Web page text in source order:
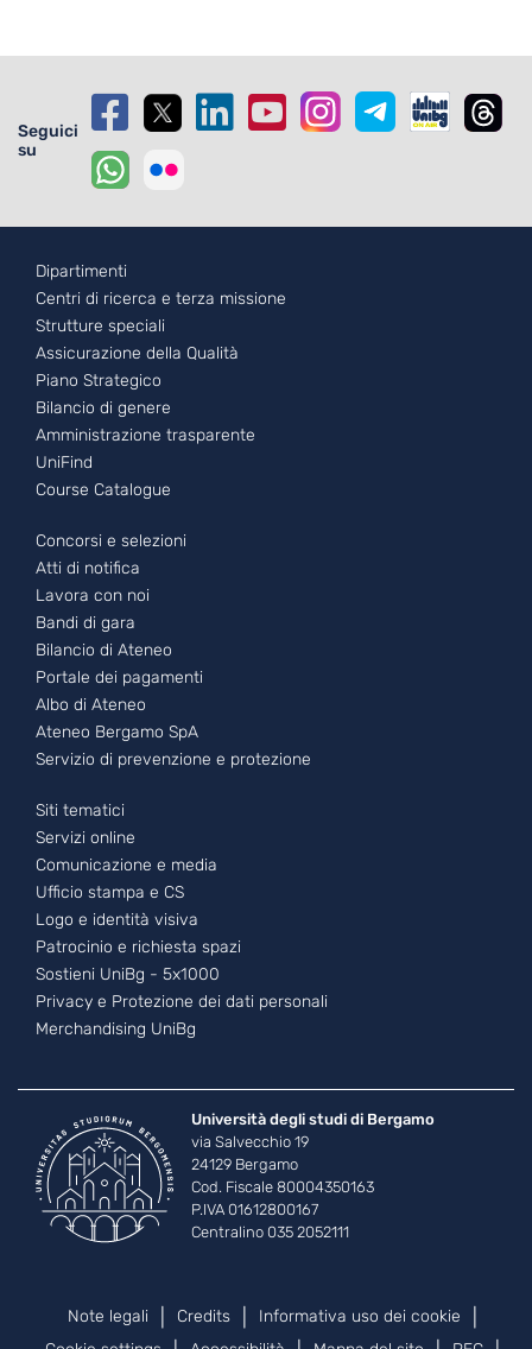
Seguici
su
Footer - 1
Dipartimenti
Centri di ricerca e terza missione
Strutture speciali
Assicurazione della Qualità
Piano Strategico
Bilancio di genere
Amministrazione trasparente
UniFind
Course Catalogue
Footer - 2
Concorsi e selezioni
Atti di notifica
Lavora con noi
Bandi di gara
Bilancio di Ateneo
Portale dei pagamenti
Albo di Ateneo
Ateneo Bergamo SpA
Servizio di prevenzione e protezione
Footer - 3
Siti tematici
Servizi online
Comunicazione e media
Ufficio stampa e CS
Logo e identità visiva
Patrocinio e richiesta spazi
Sostieni UniBg - 5x1000
Privacy e Protezione dei dati personali
Merchandising UniBg
Università degli studi di Bergamo
via Salvecchio 19
24129 Bergamo
Cod. Fiscale 80004350163
P.IVA 01612800167
Centralino 035 2052111
Piè di pagina
Note legali Credits
Informativa uso dei cookie